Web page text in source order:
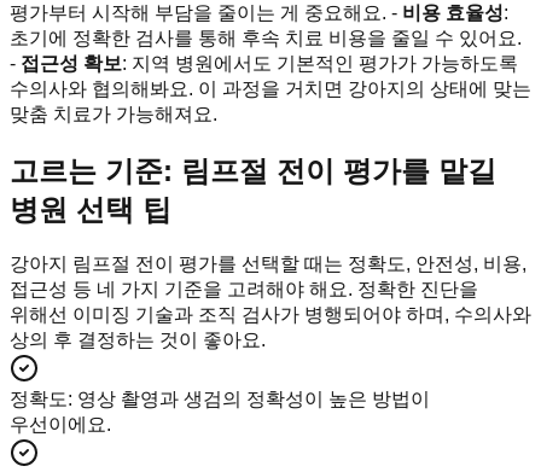
평가부터 시작해 부담을 줄이는 게 중요해요. - 비용 효율성:
초기에 정확한 검사를 통해 후속 치료 비용을 줄일 수 있어요.
- 접근성 확보: 지역 병원에서도 기본적인 평가가 가능하도록
수의사와 협의해봐요. 이 과정을 거치면 강아지의 상태에 맞는
맞춤 치료가 가능해져요.
고르는 기준: 림프절 전이 평가를 맡길
병원 선택 팁
강아지 림프절 전이 평가를 선택할 때는 정확도, 안전성, 비용,
접근성 등 네 가지 기준을 고려해야 해요. 정확한 진단을
위해선 이미징 기술과 조직 검사가 병행되어야 하며, 수의사와
상의 후 결정하는 것이 좋아요.
정확도: 영상 촬영과 생검의 정확성이 높은 방법이
우선이에요.